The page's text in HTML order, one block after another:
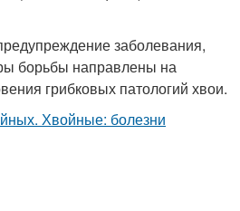
заболевания,
борьбы направлены на
грибковых патологий хвои.